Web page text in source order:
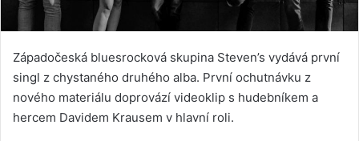
Západočeská bluesrocková skupina Steven’s vydává první
singl z chystaného druhého alba. První ochutnávku z
nového materiálu doprovází videoklip s hudebníkem a
hercem Davidem Krausem v hlavní roli.